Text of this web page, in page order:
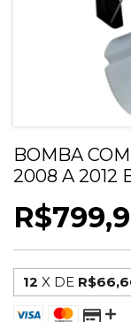
BOMBA
2008 A 2012
12 X DE